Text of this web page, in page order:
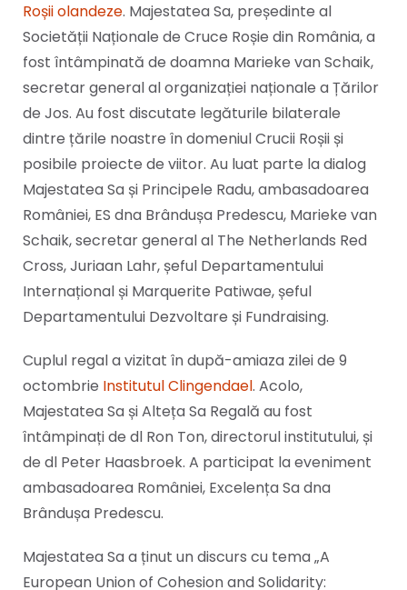
Roșii olandeze. Majestatea Sa, președinte al
Societății Naționale de Cruce Roșie din România, a
fost întâmpinată de doamna Marieke van Schaik,
secretar general al organizației naționale a Țărilor
de Jos. Au fost discutate legăturile bilaterale
dintre țările noastre în domeniul Crucii Roșii și
posibile proiecte de viitor. Au luat parte la dialog
Majestatea Sa și Principele Radu, ambasadoarea
României, ES dna Brândușa Predescu, Marieke van
Schaik, secretar general al The Netherlands Red
Cross, Juriaan Lahr, șeful Departamentului
Internațional și Marquerite Patiwae, șeful
Departamentului Dezvoltare și Fundraising.
Cuplul regal a vizitat în după-amiaza zilei de 9
octombrie Institutul Clingendael. Acolo,
Majestatea Sa și Alteța Sa Regală au fost
întâmpinați de dl Ron Ton, directorul institutului, și
de dl Peter Haasbroek. A participat la eveniment
ambasadoarea României, Excelența Sa dna
Brândușa Predescu.
Majestatea Sa a ținut un discurs cu tema „A
European Union of Cohesion and Solidarity: